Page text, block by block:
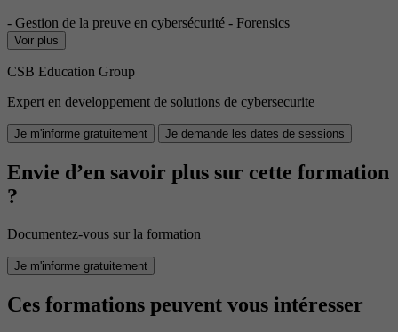
- Gestion de la preuve en cybersécurité - Forensics
Voir plus
CSB Education Group
Expert en developpement de solutions de cybersecurite
Je m'informe gratuitement Je demande les dates de sessions
Envie d’en savoir plus sur cette formation
?
Documentez-vous sur la formation
Je m'informe gratuitement
Ces formations peuvent vous intéresser